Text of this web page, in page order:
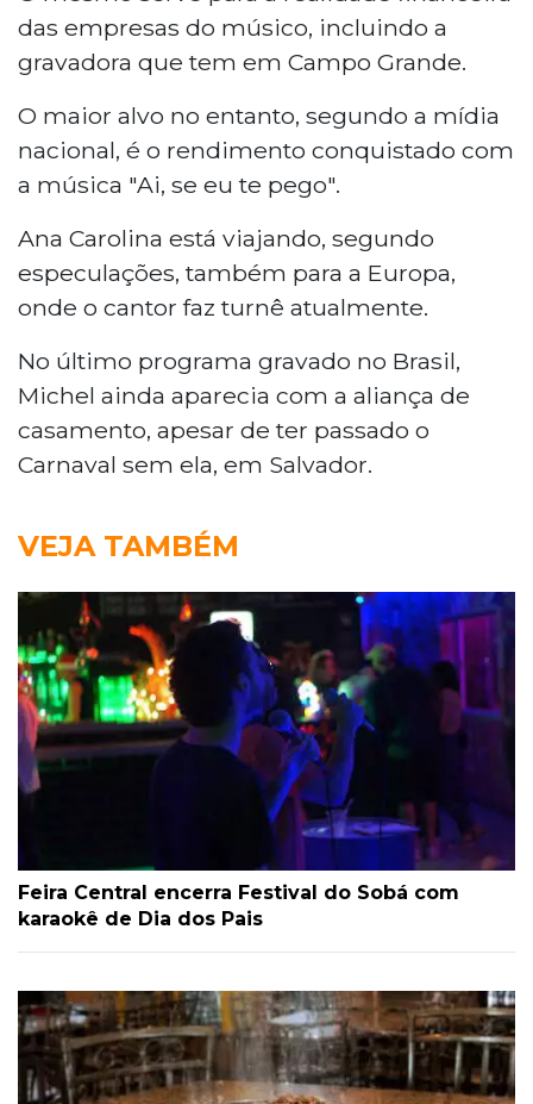
das empresas do músico, incluindo a
gravadora que tem em Campo Grande.
O maior alvo no entanto, segundo a mídia
nacional, é o rendimento conquistado com
a música "Ai, se eu te pego".
Ana Carolina está viajando, segundo
especulações, também para a Europa,
onde o cantor faz turnê atualmente.
No último programa gravado no Brasil,
Michel ainda aparecia com a aliança de
casamento, apesar de ter passado o
Carnaval sem ela, em Salvador.
VEJA TAMBÉM
Feira Central encerra Festival do Sobá com
karaokê de Dia dos Pais